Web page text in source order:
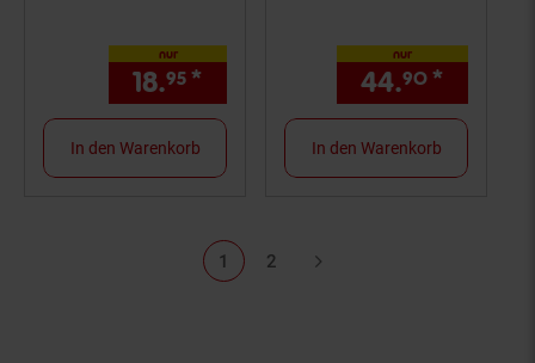
nur
18.95 * € Sternchen
In den Warenkorb
nur
44.90 *
In den Warenkorb
1 2